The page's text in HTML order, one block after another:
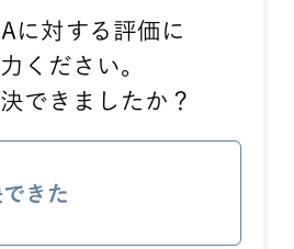
に対する評価に
ください。
できましたか？
きた